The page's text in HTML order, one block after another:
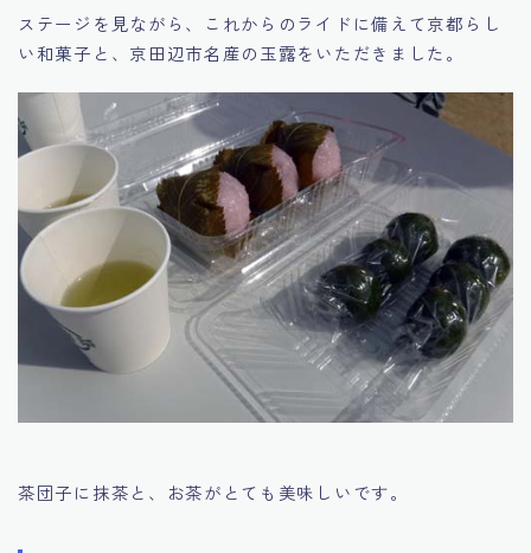
ステージを見ながら、これからのライドに備えて京都らし
い和菓子と、京田辺市名産の玉露をいただきました。
茶団子に抹茶と、お茶がとても美味しいです。